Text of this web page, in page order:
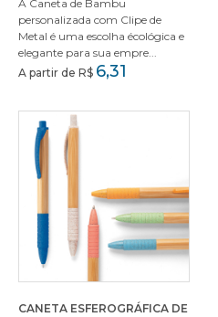
A Caneta de Bambu
personalizada com Clipe de
Metal é uma escolha écológica e
elegante para sua empre...
A partir de R$ 6,31
CANETA ESFEROGRÁFICA DE